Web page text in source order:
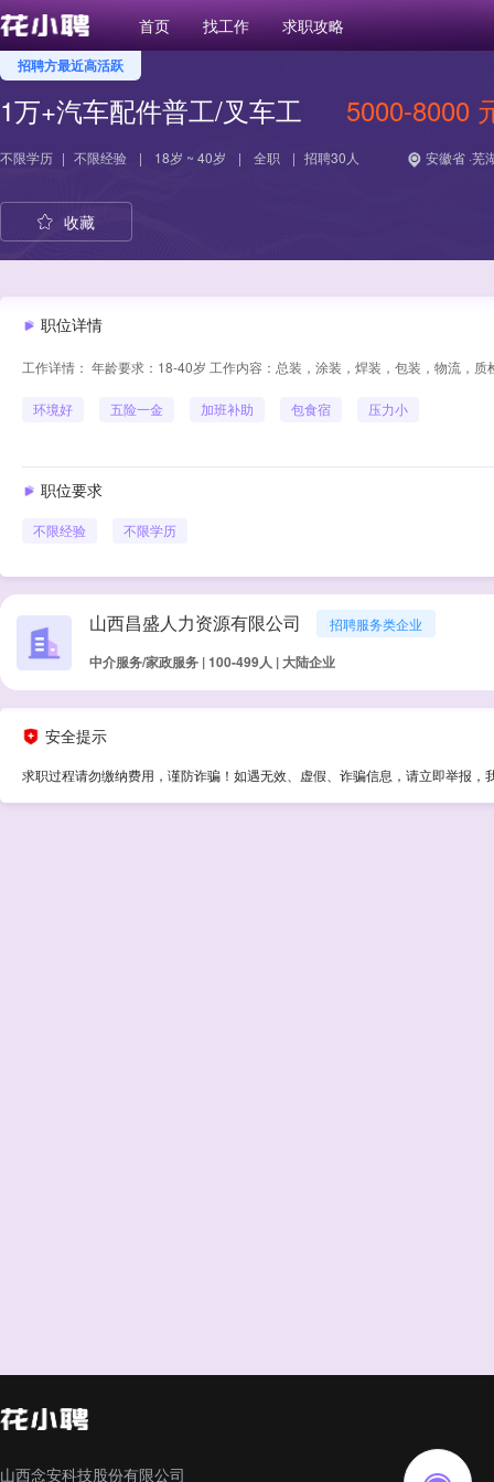
首页 找工作 求职攻略
招聘方最近高活跃
1万+汽车配件普工/叉车工 5000-8000
不限学历 | 不限经验 | 18岁 ~ 40岁 | 全职 | 招聘30人 安徽省 ·芜
收藏
职位详情
工作详情： 年龄要求：18-40岁 工作内容：总装，涂装，焊装，包装，物流，
环境好 五险一金 加班补助 包食宿 压力小
职位要求
不限经验 不限学历
山西昌盛人力资源有限公司 招聘服务类企业
中介服务/家政服务 | 100-499人 | 大陆企业
安全提示
求职过程请勿缴纳费用，谨防诈骗！如遇无效、虚假、诈骗信息，请立即举报，
山西念安科技股份有限公司